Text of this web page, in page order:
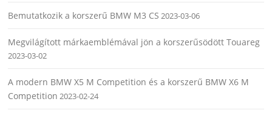
Bemutatkozik a korszerű BMW M3 CS 2023-03-06
Megvilágított márkaemblémával jön a korszerűsödött Touareg
2023-03-02
A modern BMW X5 M Competition és a korszerű BMW X6 M
Competition 2023-02-24